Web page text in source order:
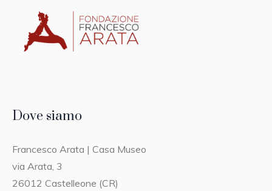
Dove siamo
Francesco Arata | Casa Museo
via Arata, 3
26012 Castelleone (CR)